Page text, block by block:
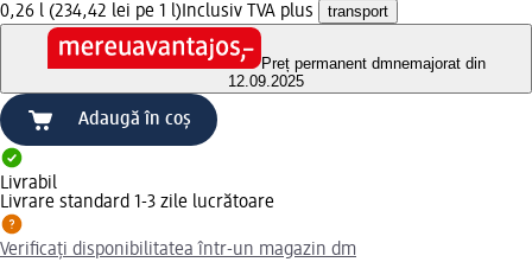
0,26 l (234,42 lei pe 1 l) Inclusiv TVA plus transport
Preț permanent dmnemajorat din
12.09.2025
Adaugă în coș
Livrabil
Livrare standard 1-3 zile lucrătoare
Verificați disponibilitatea într-un magazin dm